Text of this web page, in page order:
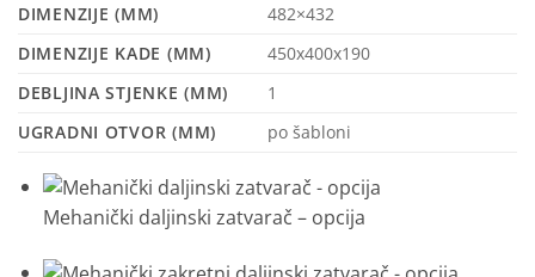
DIMENZIJE (MM)
482×432
DIMENZIJE KADE (MM)
450x400x190
DEBLJINA STJENKE (MM)
1
UGRADNI OTVOR (MM)
po šabloni
Mehanički daljinski zatvarač – opcija